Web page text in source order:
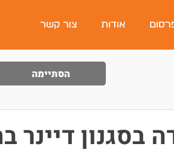
אודות צור קשר
הסתיימה
דיינר